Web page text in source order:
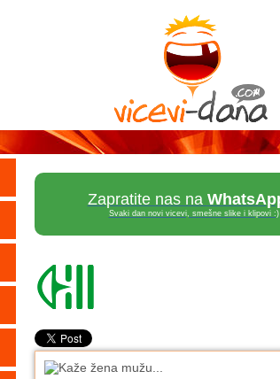
Zapratite nas na
Svaki dan novi vicevi, smešne slike i klipovi :)